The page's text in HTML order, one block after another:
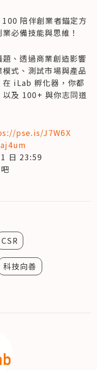
陪伴創業者錨定方
必備技能與思維！
、透過商業創造影響
式、測試市場與產品
在 iLab 孵化器，你都
及 100+ 與你志同道
pse.is/J7W6X
日 23:59
CSR
科技向善